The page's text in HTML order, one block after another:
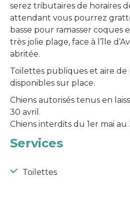
serez tributaires de horaires
attendant vous pourrez
basse pour ramasser coques
très jolie plage, face à l’île
abritée.
Toilettes publiques et aire
disponibles sur place.
Chiens autorisés tenus en
30 avril.
Chiens interdits du 1er mai
Services
Toilettes